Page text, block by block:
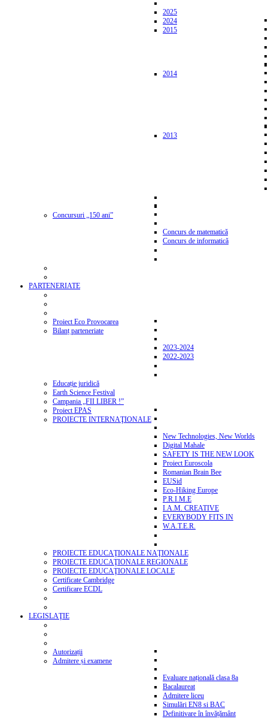
2025
2024
2015
2014
2013
Concursuri „150 ani”
Concurs de matematică
Concurs de informatică
PARTENERIATE
Proiect Eco Provocarea
Bilanț parteneriate
2023-2024
2022-2023
Educație juridică
Earth Science Festival
Campania „FII LIBER !”
Proiect EPAS
PROIECTE INTERNAŢIONALE
New Technologies, New Worlds
Digital Mahale
SAFETY IS THE NEW LOOK
Proiect Euroscola
Romanian Brain Bee
EUSid
Eco-Hiking Europe
P.R.I.M.E
I.A.M. CREATIVE
EVERYBODY FITS IN
W.A.T.E.R.
PROIECTE EDUCAŢIONALE NAŢIONALE
PROIECTE EDUCAŢIONALE REGIONALE
PROIECTE EDUCAŢIONALE LOCALE
Certificate Cambridge
Certificare ECDL
LEGISLAŢIE
Autorizații
Admitere și examene
Evaluare națională clasa 8a
Bacalaureat
Admitere liceu
Simulări EN8 si BAC
Definitivare în învățământ